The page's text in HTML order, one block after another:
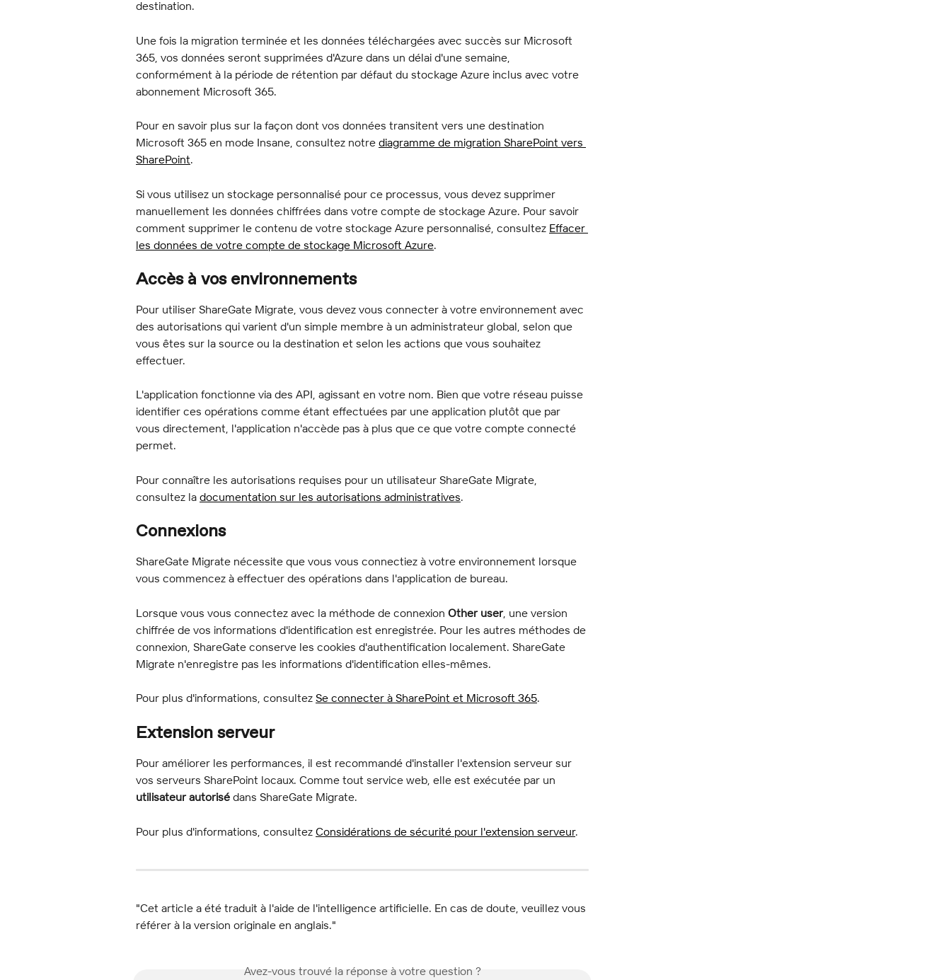
destination.
Une fois la migration terminée et les données téléchargées avec succès sur Microsoft
365, vos données seront supprimées d'Azure dans un délai d'une semaine,
conformément à la période de rétention par défaut du stockage Azure inclus avec votre
abonnement Microsoft 365.
Pour en savoir plus sur la façon dont vos données transitent vers une destination
Microsoft 365 en mode Insane, consultez notre diagramme de migration SharePoint vers
SharePoint.
Si vous utilisez un stockage personnalisé pour ce processus, vous devez supprimer
manuellement les données chiffrées dans votre compte de stockage Azure. Pour savoir
comment supprimer le contenu de votre stockage Azure personnalisé, consultez Effacer
les données de votre compte de stockage Microsoft Azure.
Accès à vos environnements
Pour utiliser ShareGate Migrate, vous devez vous connecter à votre environnement avec
des autorisations qui varient d'un simple membre à un administrateur global, selon que
vous êtes sur la source ou la destination et selon les actions que vous souhaitez
effectuer.
L'application fonctionne via des API, agissant en votre nom. Bien que votre réseau puisse
identifier ces opérations comme étant effectuées par une application plutôt que par
vous directement, l'application n'accède pas à plus que ce que votre compte connecté
permet.
Pour connaître les autorisations requises pour un utilisateur ShareGate Migrate,
consultez la documentation sur les autorisations administratives.
Connexions
ShareGate Migrate nécessite que vous vous connectiez à votre environnement lorsque
vous commencez à effectuer des opérations dans l'application de bureau.
Lorsque vous vous connectez avec la méthode de connexion Other user , une version
chiffrée de vos informations d'identification est enregistrée. Pour les autres méthodes de
connexion, ShareGate conserve les cookies d'authentification localement. ShareGate
Migrate n'enregistre pas les informations d'identification elles-mêmes.
Pour plus d'informations, consultez Se connecter à SharePoint et Microsoft 365.
Extension serveur
Pour améliorer les performances, il est recommandé d'installer l'extension serveur sur
vos serveurs SharePoint locaux. Comme tout service web, elle est exécutée par un
utilisateur autorisé dans ShareGate Migrate.
Pour plus d'informations, consultez Considérations de sécurité pour l'extension serveur.
"Cet article a été traduit à l'aide de l'intelligence artificielle. En cas de doute, veuillez vous
référer à la version originale en anglais."
Avez-vous trouvé la réponse à votre question ?